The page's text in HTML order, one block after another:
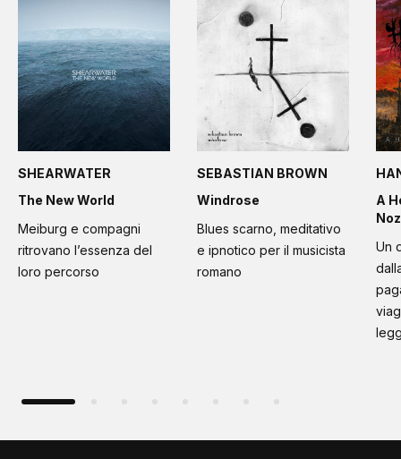
SHEARWATER
The New World
Meiburg e compagni
ritrovano l’essenza del
loro percorso
SEBASTIAN BROWN
Windrose
Blues scarno, meditativo
e ipnotico per il musicista
romano
A
Noz
Un